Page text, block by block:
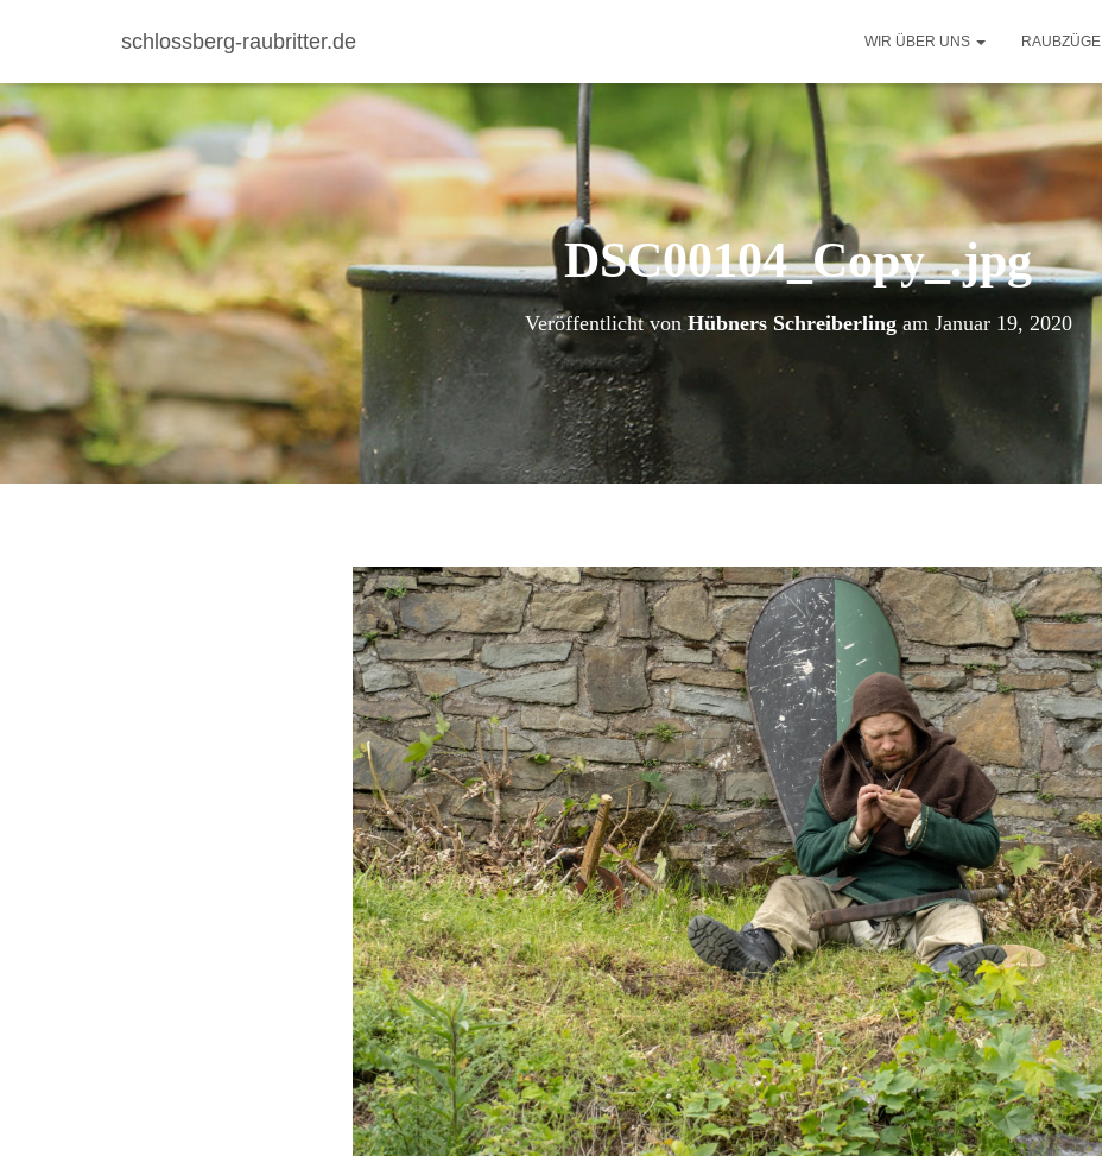
schlossberg-raubritter.de WIR ÜBER UNS RAUBZÜGE
DSC00104_Copy_.jpg
Veröffentlicht vonHübners Schreiberlingam Januar 19, 2020